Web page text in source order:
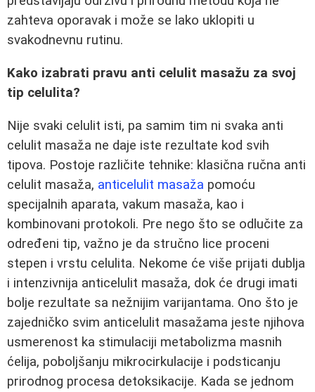
zahteva oporavak i može se lako uklopiti u
svakodnevnu rutinu.
Kako izabrati pravu anti celulit masažu za svoj
tip celulita?
Nije svaki celulit isti, pa samim tim ni svaka anti
celulit masaža ne daje iste rezultate kod svih
tipova. Postoje različite tehnike: klasična ručna anti
celulit masaža, anticelulit masaža pomoću
specijalnih aparata, vakum masaža, kao i
kombinovani protokoli. Pre nego što se odlučite za
određeni tip, važno je da stručno lice proceni
stepen i vrstu celulita. Nekome će više prijati dublja
i intenzivnija anticelulit masaža, dok će drugi imati
bolje rezultate sa nežnijim varijantama. Ono što je
zajedničko svim anticelulit masažama jeste njihova
usmerenost ka stimulaciji metabolizma masnih
ćelija, poboljšanju mikrocirkulacije i podsticanju
prirodnog procesa detoksikacije. Kada se jednom